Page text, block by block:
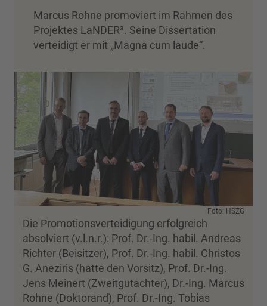
Marcus Rohne promoviert im Rahmen des
Projektes LaNDER³. Seine Dissertation
verteidigt er mit „Magna cum laude“.
Foto: HSZG
Die Promotionsverteidigung erfolgreich
absolviert (v.l.n.r.): Prof. Dr.-Ing. habil. Andreas
Richter (Beisitzer), Prof. Dr.-Ing. habil. Christos
G. Aneziris (hatte den Vorsitz), Prof. Dr.-Ing.
Jens Meinert (Zweitgutachter), Dr.-Ing. Marcus
Rohne (Doktorand), Prof. Dr.-Ing. Tobias